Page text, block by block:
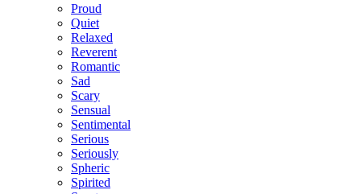
Proud
Quiet
Relaxed
Reverent
Romantic
Sad
Scary
Sensual
Sentimental
Serious
Seriously
Spheric
Spirited